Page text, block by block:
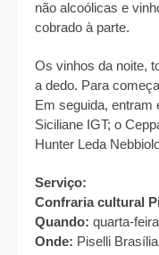
não alcoólicas e
cobrado à parte.
Os vinhos da noite,
a dedo. Para
Em seguida, entram
Siciliane IGT; o
Hunter Leda
Serviço:
Confraria cultural
Quando: quarta-
Onde: Piselli